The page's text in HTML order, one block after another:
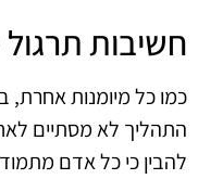
חשיבות
כמו כל מיומנות אחרת,
התהליך לא מסתיים
להבין כי כל אדם